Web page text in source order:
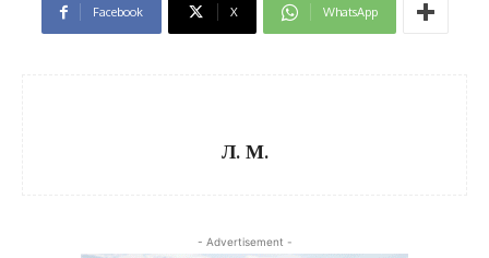
Facebook X WhatsApp
Л. М.
- Advertisement -